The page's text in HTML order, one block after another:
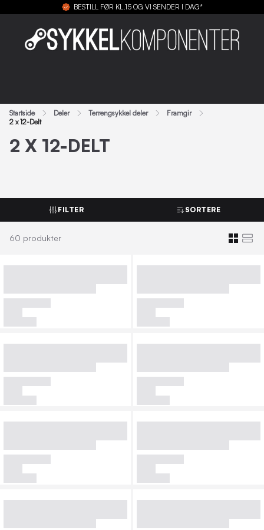
BESTILL FØR KL.15 OG VI SENDER I DAG*
Startside Deler Terrengsykkel deler
Framgir
2 x 12-Delt
2 X 12-DELT
FILTER SORTERE
60 produkter